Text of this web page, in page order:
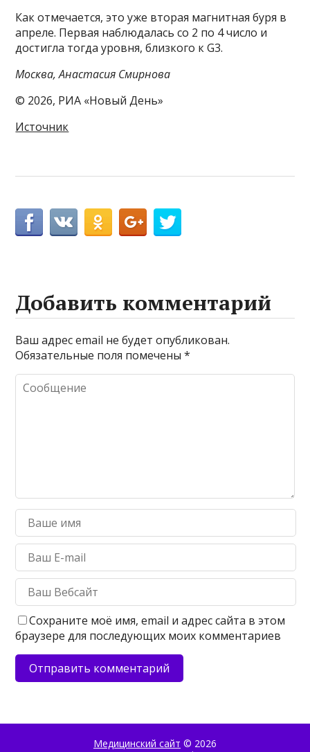
Как отмечается, это уже вторая магнитная буря в
апреле. Первая наблюдалась со 2 по 4 число и
достигла тогда уровня, близкого к G3.
Москва, Анастасия Смирнова
© 2026, РИА «Новый День»
Источник
Добавить комментарий
Ваш адрес email не будет опубликован.
Обязательные поля помечены*
Сохраните моё имя, email и адрес сайта в этом
браузере для последующих моих комментариев
Медицинский сайт © 2026